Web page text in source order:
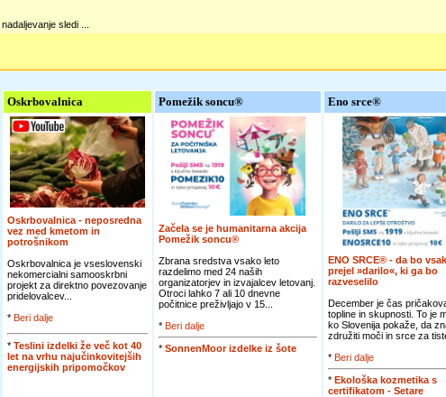
nadaljevanje sledi ...
Oskrbovalnica
Oskrbovalnica - neposredna
vez med kmetom in
potrošnikom
Oskrbovalnica je vseslovenski
nekomercialni samooskrbni
projekt za direktno povezovanje
pridelovalcev...
* Beri dalje
* Teslini izdelki že več kot 40
let na vrhu najučinkovitejših
energijskih pripomočkov
Pomežik soncu®
Začela se je humanitarna akcija
Pomežik soncu®
Zbrana sredstva vsako leto
razdelimo med 24 naših
organizatorjev in izvajalcev letovanj.
Otroci lahko 7 ali 10 dnevne
počitnice preživljajo v 15...
* Beri dalje
* SonnenMoor izdelke iz šote
Eno srce®
ENO SRCE® - da bo
prejel »darilo«, ki ga bo
razveselilo
December je čas
topline in skupnosti. To je
ko Slovenija pokaže, da
združiti moči in srce za
* Beri dalje
* Ekološka kozmetika s
certifikatom - Setare